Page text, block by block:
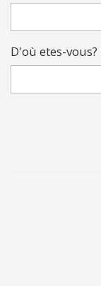
D'où etes-vous?